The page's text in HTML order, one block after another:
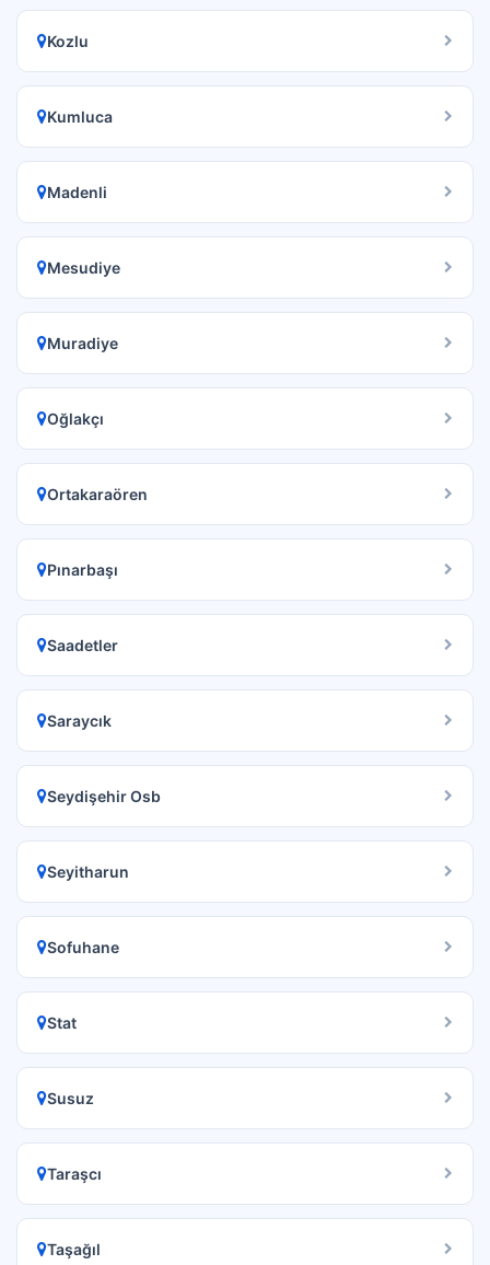
Kozlu
Kumluca
Madenli
Mesudiye
Muradiye
Oğlakçı
Ortakaraören
Pınarbaşı
Saadetler
Saraycık
Seydişehir Osb
Seyitharun
Sofuhane
Stat
Susuz
Taraşcı
Taşağıl